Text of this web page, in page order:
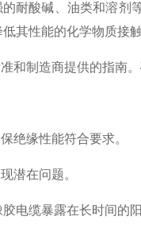
酸碱、油类和溶剂
其性能的化学物质接触
制造商提供的指南。
缘性能符合要求。
在问题。
缆暴露在长时间的阳